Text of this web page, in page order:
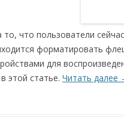
что пользователи
форматировать
для
этой статье. Читать далее